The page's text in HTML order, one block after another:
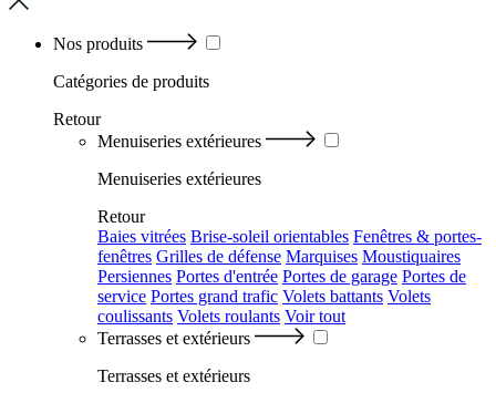
Nos produits
Catégories de produits
Retour
Menuiseries extérieures
Menuiseries extérieures
Retour
Baies vitrées Brise-soleil orientables Fenêtres & portes-
fenêtres Grilles de défense Marquises Moustiquaires
Persiennes Portes d'entrée Portes de garage Portes de
service Portes grand trafic Volets battants Volets
coulissants Volets roulants Voir tout
Terrasses et extérieurs
Terrasses et extérieurs